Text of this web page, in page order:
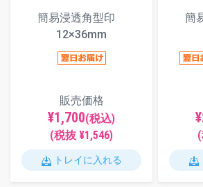
簡易浸透角型印
12×36mm
販売価格
¥1,700(税込)
(税抜 ¥1,546)
トレイに入れる
簡